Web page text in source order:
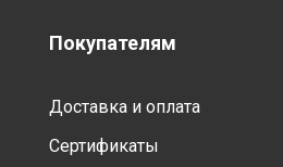
Покупателям
Доставка и оплата
Сертификаты